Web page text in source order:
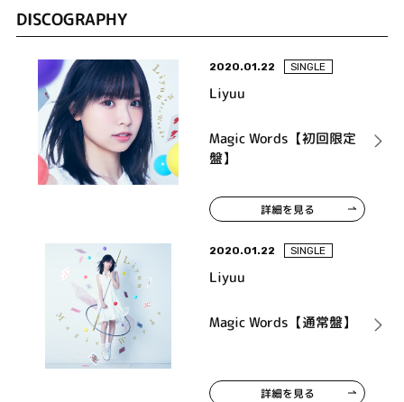
DISCOGRAPHY
2020.01.22 SINGLE
Liyuu
Magic Words【初回限定
盤】
詳細を見る
2020.01.22 SINGLE
Liyuu
Magic Words【通常盤】
詳細を見る